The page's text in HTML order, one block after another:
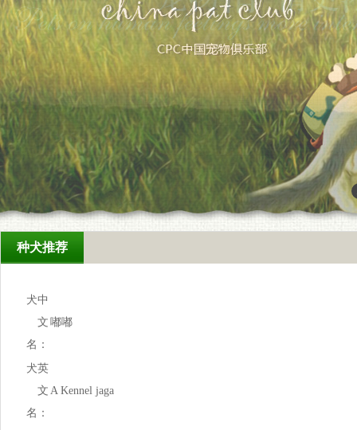
种犬推荐
犬中
文
名：
嘟嘟
犬英
文
名：
A Kennel jaga